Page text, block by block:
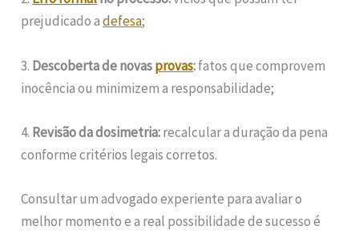
prejudicado adefesa;
3. Descoberta de novasprovas:fatos que comprovem
inocência ou minimizem a responsabilidade;
4. Revisão da dosimetria:recalcular a duração da pena
conforme critérios legais corretos.
Consultar um advogado experiente para avaliar o
melhor momento e a real possibilidade de sucesso é